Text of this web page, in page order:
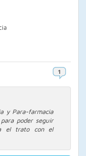
y Para-farmacia
poder seguir
el trato con el